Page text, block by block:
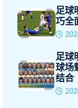
足球
巧全
足球
球场
结合